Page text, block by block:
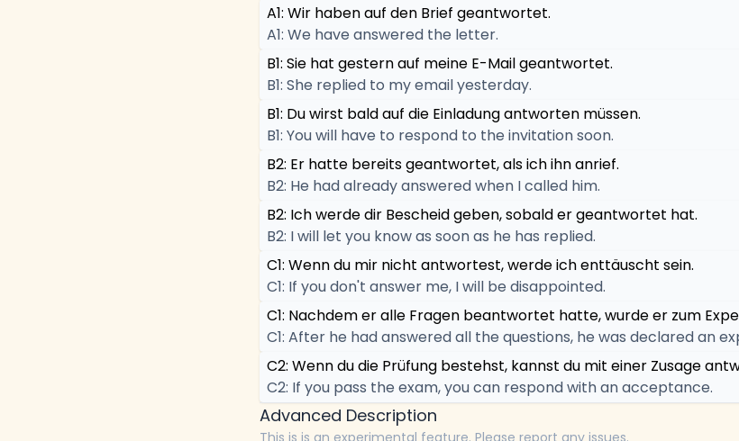
A1: Wir haben auf den Brief geantwortet.
A1: We have answered the letter.
B1: Sie hat gestern auf meine E-Mail geantwortet.
B1: She replied to my email yesterday.
B1: Du wirst bald auf die Einladung antworten müssen.
B1: You will have to respond to the invitation soon.
B2: Er hatte bereits geantwortet, als ich ihn anrief.
B2: He had already answered when I called him.
B2: Ich werde dir Bescheid geben, sobald er geantwortet hat.
B2: I will let you know as soon as he has replied.
C1: Wenn du mir nicht antwortest, werde ich enttäuscht sein.
C1: If you don't answer me, I will be disappointed.
C1: Nachdem er alle Fragen beantwortet hatte, wurde er zum
C1: After he had answered all the questions, he was declared an
C2: Wenn du die Prüfung bestehst, kannst du mit einer Zusage
C2: If you pass the exam, you can respond with an acceptance.
Advanced Description
This is is an experimental feature. Please report any issues.